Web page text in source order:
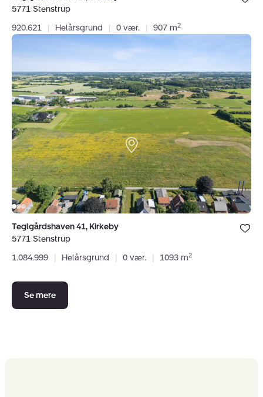
5771 Stenstrup
920.621
| Helårsgrund | 0 vær. | 907 m2
Helårsgrund:
Teglgårdshaven
41,
Kirkeby,
5771
Stenstrup
Bolig er
under dine
Teglgårdshaven 41, Kirkeby
5771 Stenstrup
1.084.999
| Helårsgrund | 0 vær. | 1093 m2
Se mere